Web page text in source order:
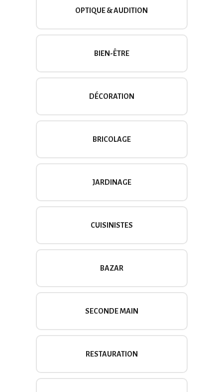
OPTIQUE & AUDITION
BIEN-ÊTRE
DÉCORATION
BRICOLAGE
JARDINAGE
CUISINISTES
BAZAR
SECONDE MAIN
RESTAURATION